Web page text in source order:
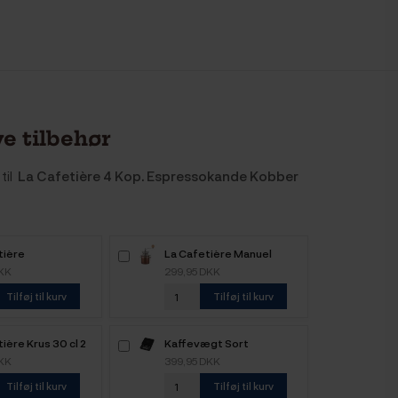
tilbehør
La Cafetière 4 Kop. Espressokande Kobber
Kobber
Tilføj til kurv
La Cafetière Manuel
Kaffemølle Kobber
299,95 DKK
Tilføj til kurv
Krus 30 cl 2
Tilføj til kurv
Kaffevægt Sort
399,95 DKK
Tilføj til kurv